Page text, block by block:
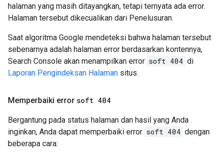
halaman yang masih ditayangkan, tetapi ternyata ada error.
Halaman tersebut dikecualikan dari Penelusuran.
Saat algoritma Google mendeteksi bahwa halaman tersebut
sebenarnya adalah halaman error berdasarkan kontennya,
Search Console akan menampilkan error soft 404 di
Laporan Pengindeksan Halaman situs.
Memperbaiki error soft 404
Bergantung pada status halaman dan hasil yang Anda
inginkan, Anda dapat memperbaiki error soft 404 dengan
beberapa cara: